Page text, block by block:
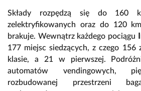
Składy rozpędzą się do 160
zelektryfikowanych oraz do 120
brakuje. Wewnątrz każdego pociągu
177 miejsc siedzących, z czego 156
klasie, a 21 w pierwszej.
automatów vendingowych,
rozbudowanej przestrzeni